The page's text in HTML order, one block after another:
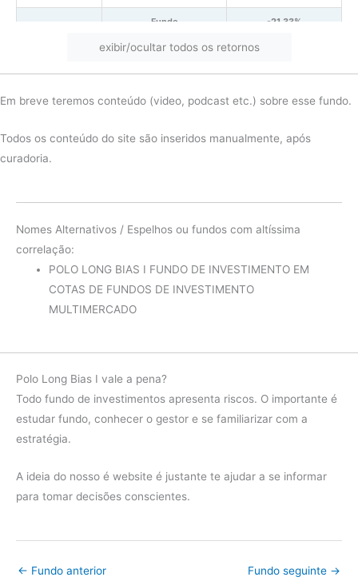
Fundo -21.33%
Ibov
diferença -14.12%
2023
Fundo 19.57%
Ibov 26.57%
Fundo -8.79%
2020
Fundo 5.70%
Ibov
diferença
exibir/ocultar todos os retornos
Em breve teremos conteúdo (video, podcast etc.) sobre esse fundo.
Todos os conteúdo do site são inseridos manualmente, após
curadoria.
Nomes Alternativos / Espelhos ou fundos com altíssima
correlação:
POLO LONG BIAS I FUNDO DE INVESTIMENTO EM
COTAS DE FUNDOS DE INVESTIMENTO
MULTIMERCADO
Polo Long Bias I vale a pena?
Todo fundo de investimentos apresenta riscos. O importante é
estudar fundo, conhecer o gestor e se familiarizar com a
estratégia.
A ideia do nosso é website é justante te ajudar a se informar
para tomar decisões conscientes.
← Fundo anterior Fundo seguinte →